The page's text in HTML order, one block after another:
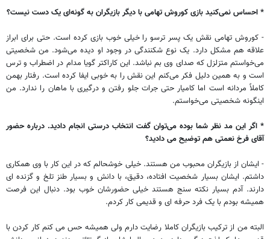
* احساس نمی‌کنید بازی کوروش تهامی با دیگر بازیگران به گونه‌ای یک دست نیست؟
- کوروش تهامی نقش یک پسر ترسو را خیلی خوب بازی کرده است. حتی برای ابراز
علاقه هم مشکل دارد. یک نوع شکنندگی در وجود او دیده می‌شود. من شخصیتی
می‌خواستم متزلزل که صدای وی بم نباشد. این کاراکتر گویا مدام در اضطراب و ترس
است و به همین دلیل فکر می‌کنم این نقش را به خوبی ایفا کرده است. رفتار بهمن
کاملاً مردانه است اما کامیار حتی جرات جلو رفتن و درگیری با ماهان را ندارد. من
اینگونه شخصیتی می‌خواستم.
* اگر این مد نظر شما بوده می‌توان گفت انتخاب درستی انجام دادید. درباره حضور
آقای فرخ نعمتی هم توضیح می دادید؟
- ایشان از بازیگران محبوب من هستند. خیلی خوشحالم که در این کار با وی همکاری
داشتم. ایشان بسیار شخصیت افتاده، دقیق، با دانش و بسیار طنز تلخ و گزنده ای
دارند. آدم بسیار نکته سنج هستند خیلی حضورشان خوب بود. دنبال این فرصت
همیشه بودم با یک فرد حرفه ای و قدیمی کار کردم.
البته من از ترکیب بازیگران کاملا رضایت دارم ولی همیشه حس می کنم کار کردن با